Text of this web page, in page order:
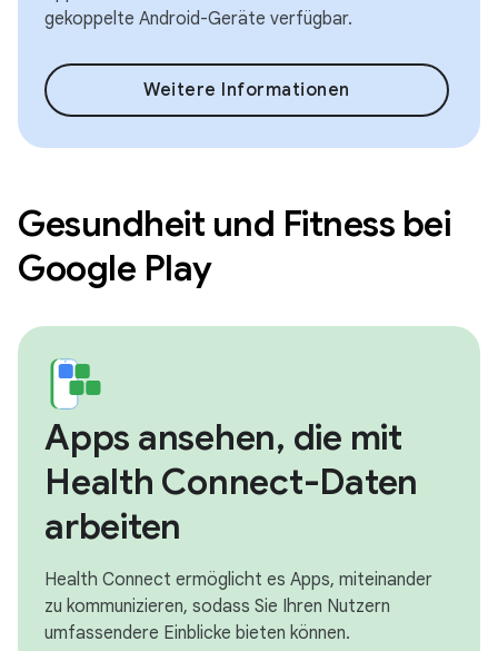
gekoppelte Android-Geräte verfügbar.
Weitere Informationen
Gesundheit und Fitness bei
Google Play
Apps ansehen, die mit
Health Connect-Daten
arbeiten
Health Connect ermöglicht es Apps, miteinander
zu kommunizieren, sodass Sie Ihren Nutzern
umfassendere Einblicke bieten können.